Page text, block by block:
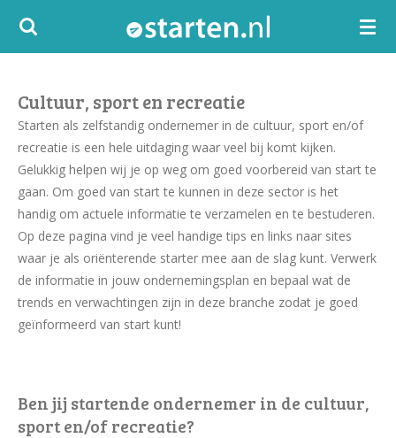
Ga
hoofdinhoud
Cultuur, sport en recreatie
Starten als zelfstandig ondernemer in de cultuur, sport en/of
recreatie is een hele uitdaging waar veel bij komt kijken.
Gelukkig helpen wij je op weg om goed voorbereid van start te
gaan. Om goed van start te kunnen in deze sector is het
handig om actuele informatie te verzamelen en te bestuderen.
Op deze pagina vind je veel handige tips en links naar sites
waar je als oriënterende starter mee aan de slag kunt. Verwerk
de informatie in jouw ondernemingsplan en bepaal wat de
trends en verwachtingen zijn in deze branche zodat je goed
geïnformeerd van start kunt!
Ben jij startende ondernemer in de cultuur,
sport en/of recreatie?